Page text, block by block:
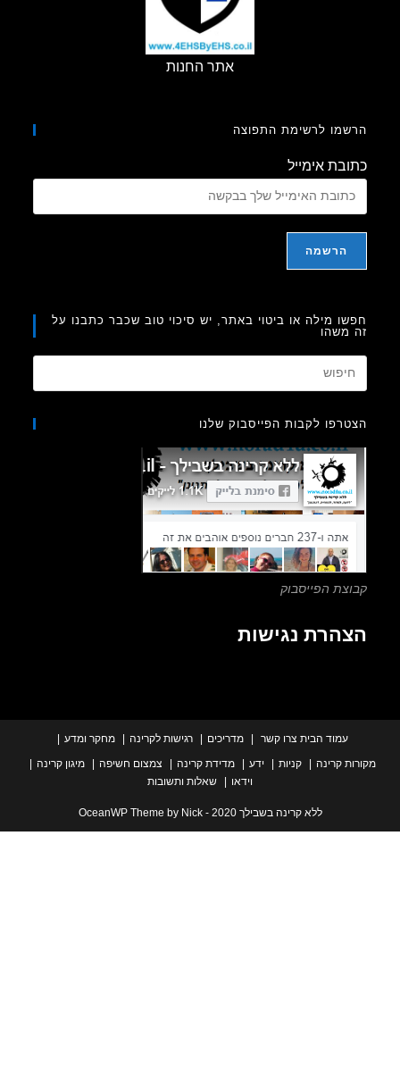
אתר החנות
לרשימת התפוצה
אימייל
מילה או ביטוי באתר, יש סיכוי טוב שכבר כתבנו על
Escape
לקבות הפייסבוק שלנו
הפייסבוק
נגישות
עמוד הבית צרו קשר מדריכים רגישות לקרינה
מחקר ומדע
קרינה
קניות ידע מדידת קרינה צמצום חשיפה
מיגון קרינה
שאלות ותשובות
ללא קרינה בשבילך 2020 - OceanWP Theme by Nick